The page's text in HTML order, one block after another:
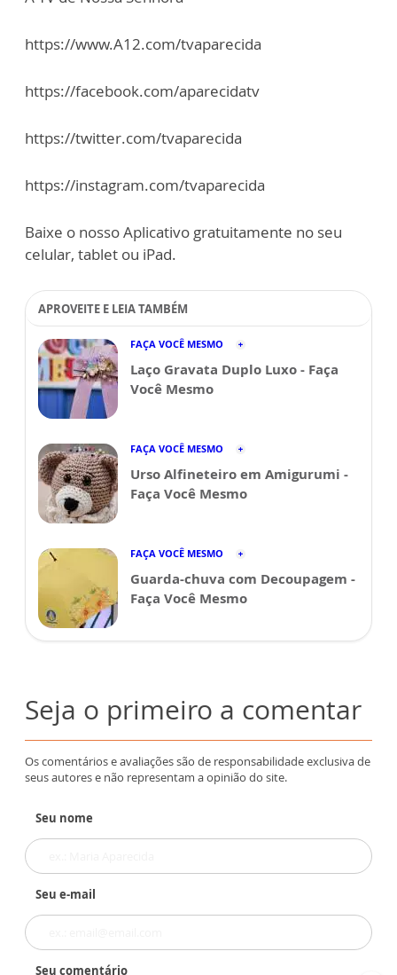
https://www.A12.com/tvaparecida
https://facebook.com/aparecidatv
https://twitter.com/tvaparecida
https://instagram.com/tvaparecida
Baixe o nosso Aplicativo gratuitamente no seu
celular, tablet ou iPad.
APROVEITE E LEIA TAMBÉM
FAÇA VOCÊ MESMO
Laço Gravata Duplo Luxo - Faça
Você Mesmo
FAÇA VOCÊ MESMO
Urso Alfineteiro em Amigurumi -
Faça Você Mesmo
FAÇA VOCÊ MESMO
Guarda-chuva com Decoupagem -
Faça Você Mesmo
Seja o primeiro a comentar
Os comentários e avaliações são de responsabilidade exclusiva de
seus autores e não representam a opinião do site.
Seu nome
Seu e-mail
Seu comentário